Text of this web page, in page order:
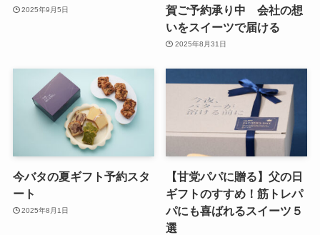
2025年9月5日
賀ご予約承り中 会社の想
いをスイーツで届ける
2025年8月31日
今バタの夏ギフト予約スタ
ート
2025年8月1日
【甘党パパに贈る】父の日
ギフトのすすめ！筋トレパ
パにも喜ばれるスイーツ５
選